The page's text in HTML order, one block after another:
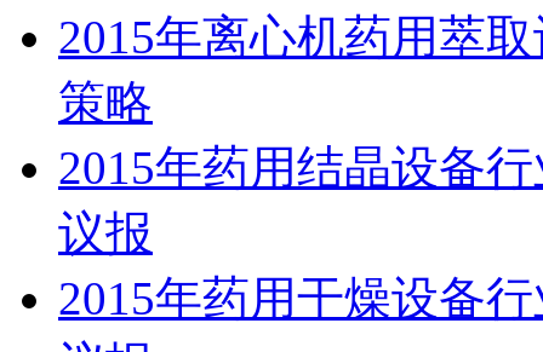
2015年离心机药用萃
策略
2015年药用结晶设备
议报
2015年药用干燥设备